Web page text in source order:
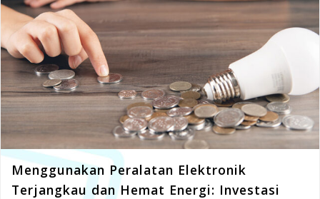
Menggunakan Peralatan Elektronik
Terjangkau dan Hemat Energi: Investasi